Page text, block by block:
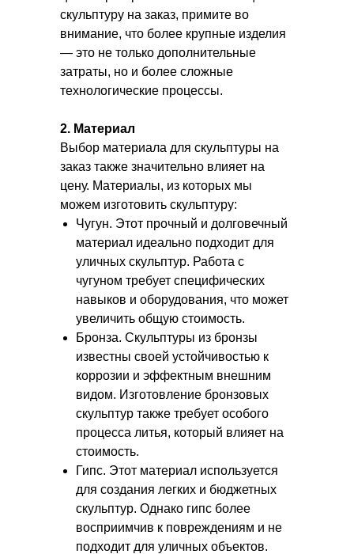
скульптуру на заказ, примите во
внимание, что более крупные изделия
— это не только дополнительные
затраты, но и более сложные
технологические процессы.
2. Материал
Выбор материала для скульптуры на
заказ также значительно влияет на
цену. Материалы, из которых мы
можем изготовить скульптуру:
Чугун. Этот прочный и долговечный
материал идеально подходит для
уличных скульптур. Работа с
чугуном требует специфических
навыков и оборудования, что может
увеличить общую стоимость.
Бронза. Скульптуры из бронзы
известны своей устойчивостью к
коррозии и эффектным внешним
видом. Изготовление бронзовых
скульптур также требует особого
процесса литья, который влияет на
стоимость.
Гипс. Этот материал используется
для создания легких и бюджетных
скульптур. Однако гипс более
восприимчив к повреждениям и не
подходит для уличных объектов.